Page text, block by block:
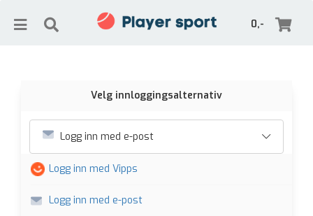
0,-
Velg innloggingsalternativ
Logg inn med e-post
Logg inn med Vipps
Logg inn med e-post
Trykk ENTER for å søke